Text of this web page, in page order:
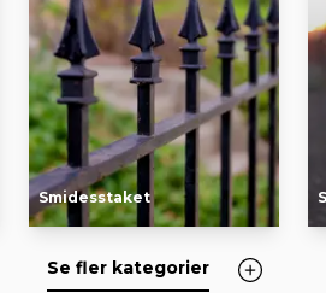
Smidesstaket
Se fler kategorier